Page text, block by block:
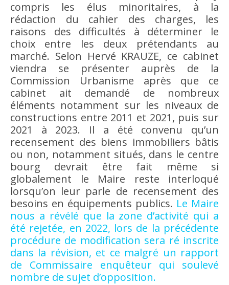
compris les élus minoritaires, à la
rédaction du cahier des charges, les
raisons des difficultés à déterminer le
choix entre les deux prétendants au
marché. Selon Hervé KRAUZE, ce cabinet
viendra se présenter auprès de la
Commission Urbanisme après que ce
cabinet ait demandé de nombreux
éléments notamment sur les niveaux de
constructions entre 2011 et 2021, puis sur
2021 à 2023. Il a été convenu qu’un
recensement des biens immobiliers bâtis
ou non, notamment situés, dans le centre
bourg devrait être fait même si
globalement le Maire reste interloqué
lorsqu’on leur parle de recensement des
besoins en équipements publics. Le Maire
nous a révélé que la zone d’activité qui a
été rejetée, en 2022, lors de la précédente
procédure de modification sera ré inscrite
dans la révision, et ce malgré un rapport
de Commissaire enquêteur qui soulevé
nombre de sujet d’opposition.